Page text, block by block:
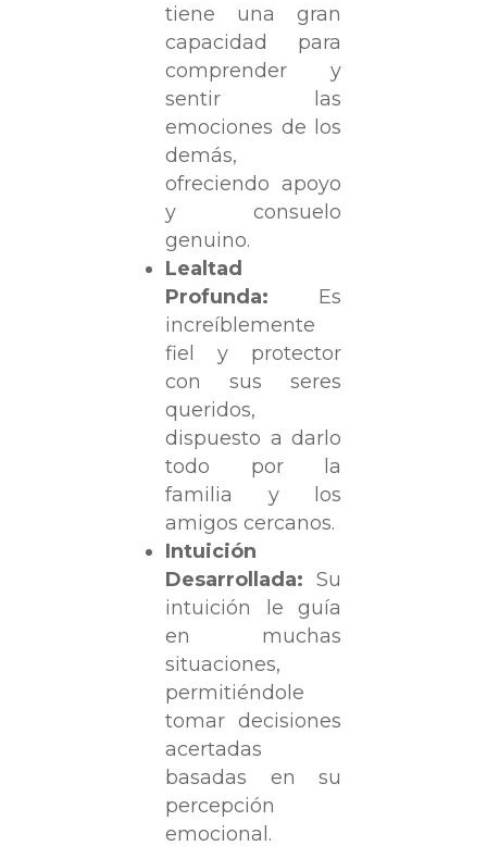
tiene una gran
capacidad para
comprender y
sentir las
emociones de los
demás,
ofreciendo apoyo
y consuelo
genuino.
Lealtad
Profunda: Es
increíblemente
fiel y protector
con sus seres
queridos,
dispuesto a darlo
todo por la
familia y los
amigos cercanos.
Intuición
Desarrollada: Su
intuición le guía
en muchas
situaciones,
permitiéndole
tomar decisiones
acertadas
basadas en su
percepción
emocional.